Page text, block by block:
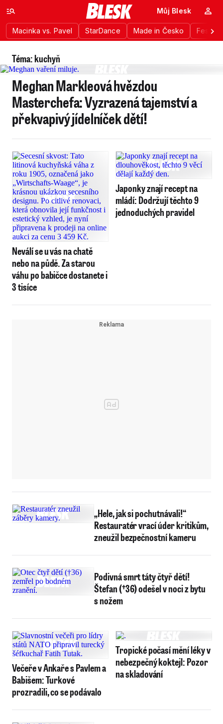
Macinka vs. Pavel StarDance Made in Česko
Můj Blesk
Téma: kuchyň
Meghan Markleová hvězdou
Masterchefa: Vyzrazená tajemství a
překvapivý jídelníček dětí!
Neválí se u vás na chatě
nebo na půdě. Za starou
váhu po babičce dostanete i
3 tisíce
Japonky znají recept na
mládí: Dodržují těchto 9
jednoduchých pravidel
„Hele, jak si pochutnávali!“
Restauratér vrací úder kritikům,
zneužil bezpečnostní kameru
Podivná smrt táty čtyř dětí!
Štefan (†36) odešel v noci z bytu
s nožem
Večeře v Ankaře s Pavlem a
Babišem: Turkové
prozradili, co se podávalo
Tropické počasí mění léky v
nebezpečný koktejl: Pozor
na skladování